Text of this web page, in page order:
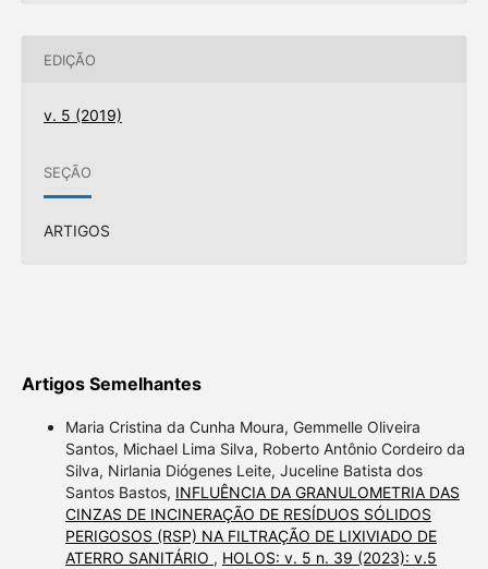
EDIÇÃO
v. 5 (2019)
SEÇÃO
ARTIGOS
Artigos Semelhantes
Maria Cristina da Cunha Moura, Gemmelle Oliveira
Santos, Michael Lima Silva, Roberto Antônio Cordeiro da
Silva, Nirlania Diógenes Leite, Juceline Batista dos
Santos Bastos, INFLUÊNCIA DA GRANULOMETRIA DAS
CINZAS DE INCINERAÇÃO DE RESÍDUOS SÓLIDOS
PERIGOSOS (RSP) NA FILTRAÇÃO DE LIXIVIADO DE
ATERRO SANITÁRIO , HOLOS: v. 5 n. 39 (2023): v.5